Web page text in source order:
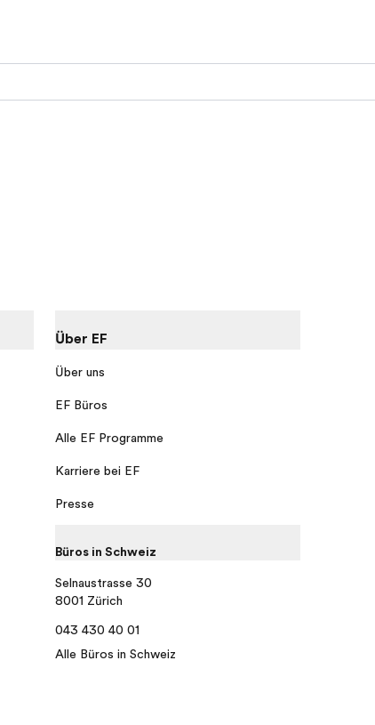
Über EF
Über uns
EF Büros
Alle EF Programme
Karriere bei EF
Presse
Büros in Schweiz
Selnaustrasse 30
8001 Zürich
043 430 40 01
Alle Büros in Schweiz